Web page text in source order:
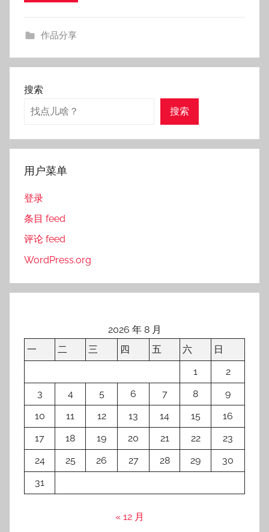
作品分享
搜索
搜索
用户菜单
登录
条目 feed
评论 feed
WordPress.org
2026 年 8 月
一
二 三 四 五 六
日
1
2
3
4 5 6 7 8
9
10
11 12 13 14 15
16
17
18 19 20 21 22
23
24
25 26 27 28 29
30
31
« 12 月